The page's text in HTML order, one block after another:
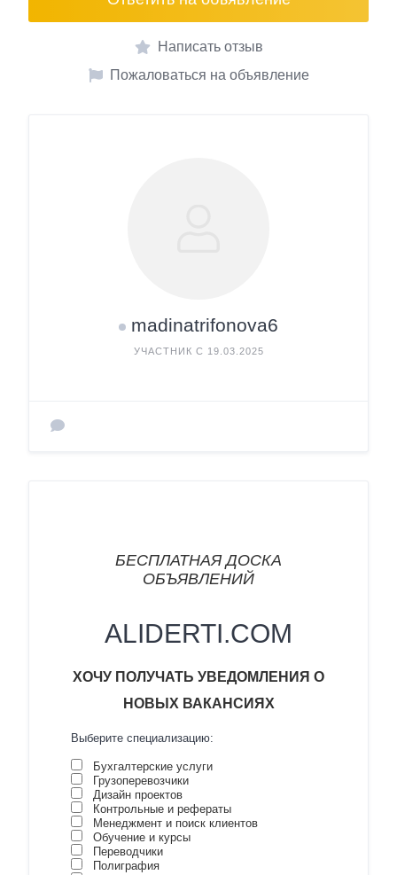
Написать отзыв
Пожаловаться на объявление
madinatrifonova6
УЧАСТНИК С 19.03.2025
БЕСПЛАТНАЯ ДОСКА
ОБЪЯВЛЕНИЙ
ALIDERTI.COM
ХОЧУ ПОЛУЧАТЬ УВЕДОМЛЕНИЯ О
НОВЫХ ВАКАНСИЯХ
Выберите специализацию:
Бухгалтерские услуги
Грузоперевозчики
Дизайн проектов
Контрольные и рефераты
Менеджмент и поиск клиентов
Обучение и курсы
Переводчики
Полиграфия